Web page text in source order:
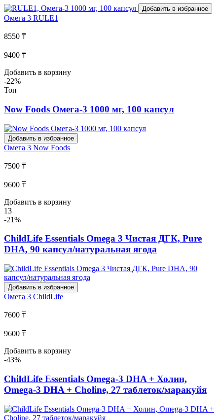
Добавить в избранное
Омега 3 RULE1
8550 ₸
9400 ₸
Добавить в корзину
-22%
Топ
Now Foods Омега-3 1000 мг, 100 капсул
Добавить в избранное
Омега 3 Now Foods
7500 ₸
9600 ₸
Добавить в корзину
13
-21%
ChildLife Essentials Omega 3 Чистая ДГК, Pure
DHA, 90 капсул/натуральная ягода
Добавить в избранное
Омега 3 ChildLife
7600 ₸
9600 ₸
Добавить в корзину
-43%
ChildLife Essentials Omega-3 DHA + Холин,
Omega-3 DHA + Choline, 27 таблеток/маракуйя